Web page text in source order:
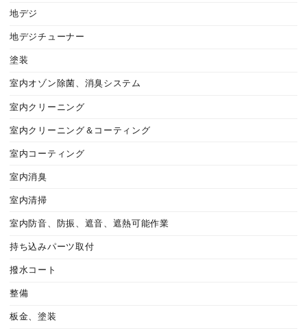
地デジ
地デジチューナー
塗装
室内オゾン除菌、消臭システム
室内クリーニング
室内クリーニング＆コーティング
室内コーティング
室内消臭
室内清掃
室内防音、防振、遮音、遮熱可能作業
持ち込みパーツ取付
撥水コート
整備
板金、塗装